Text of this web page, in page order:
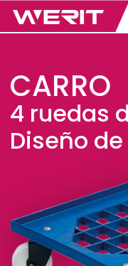
CARRO
4 ruedas
Diseño